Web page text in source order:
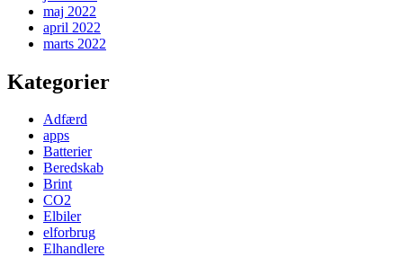
maj 2022
april 2022
marts 2022
Kategorier
Adfærd
apps
Batterier
Beredskab
Brint
CO2
Elbiler
elforbrug
Elhandlere